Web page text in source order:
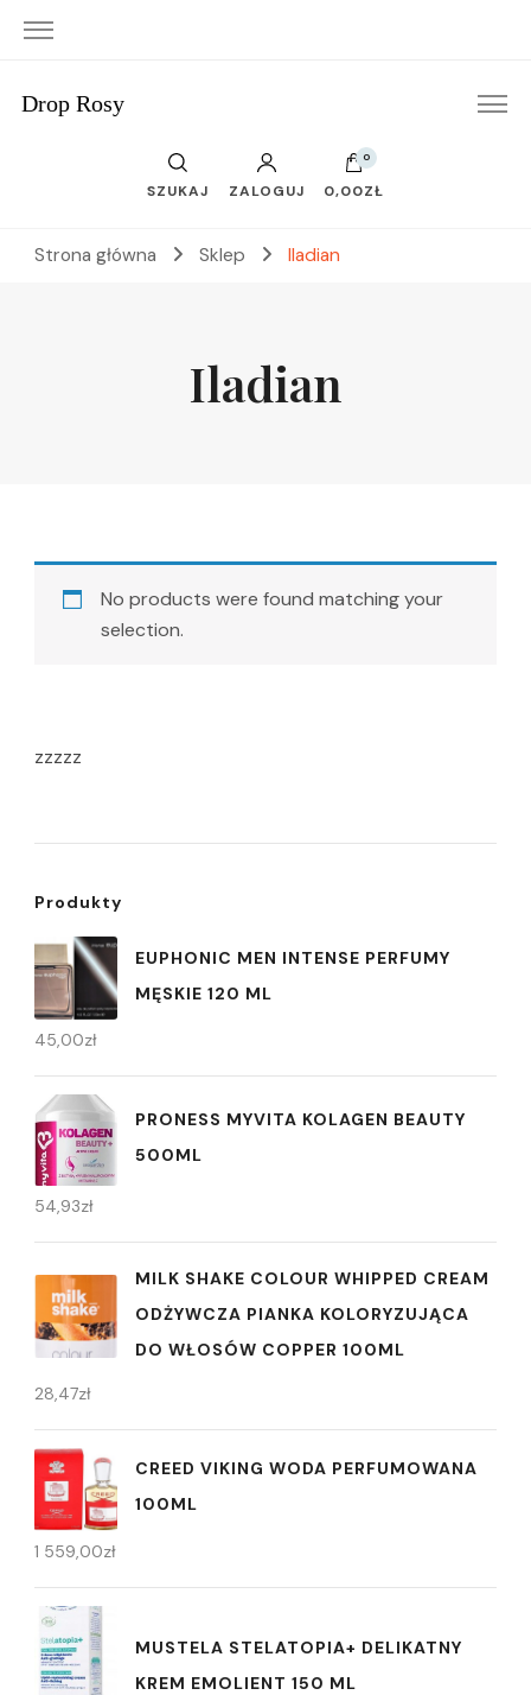
Drop Rosy
SZUKAJ ZALOGUJ
0
0,00ZŁ
Strona główna Sklep Iladian
Iladian
No products were found matching your
selection.
zzzzz
Produkty
EUPHONIC MEN INTENSE PERFUMY
MĘSKIE 120 ML
45,00zł
PRONESS MYVITA KOLAGEN BEAUTY
500ML
54,93zł
MILK SHAKE COLOUR WHIPPED CREAM
ODŻYWCZA PIANKA KOLORYZUJĄCA
DO WŁOSÓW COPPER 100ML
28,47zł
CREED VIKING WODA PERFUMOWANA
100ML
1 559,00zł
MUSTELA STELATOPIA+ DELIKATNY
KREM EMOLIENT 150 ML